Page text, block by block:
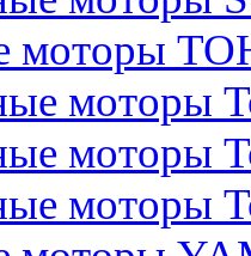
моторы
моторы
моторы
моторы